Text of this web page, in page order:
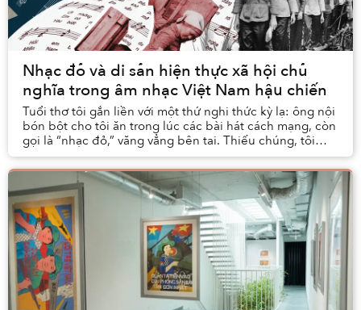
Nhạc đỏ và di sản hiện thực xã hội chủ
nghĩa trong âm nhạc Việt Nam hậu chiến
Tuổi thơ tôi gắn liền với một thứ nghi thức kỳ lạ: ông nội
bón bột cho tôi ăn trong lúc các bài hát cách mạng, còn
gọi là “nhạc đỏ,” văng vẳng bên tai. Thiếu chúng, tôi
nhất quyết không chịu mở miệng....